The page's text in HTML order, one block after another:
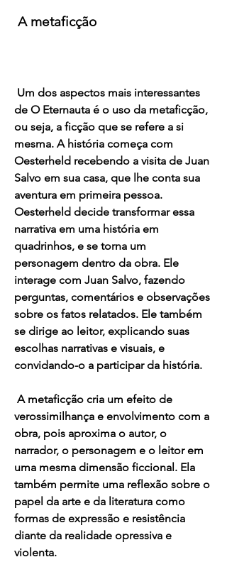
A metaficção
de O Eternauta é o uso da metaficção,
ou seja, a ficção que se refere a si
mesma. A história começa com
Oesterheld recebendo a visita de Juan
Salvo em sua casa, que lhe conta sua
aventura em primeira pessoa.
Oesterheld decide transformar essa
narrativa em uma história em
quadrinhos, e se torna um
personagem dentro da obra. Ele
interage com Juan Salvo, fazendo
perguntas, comentários e observações
sobre os fatos relatados. Ele também
se dirige ao leitor, explicando suas
escolhas narrativas e visuais, e
convidando-o a participar da história.
verossimilhança e envolvimento com a
obra, pois aproxima o autor, o
narrador, o personagem e o leitor em
uma mesma dimensão ficcional. Ela
também permite uma reflexão sobre o
papel da arte e da literatura como
formas de expressão e resistência
diante da realidade opressiva e
violenta.